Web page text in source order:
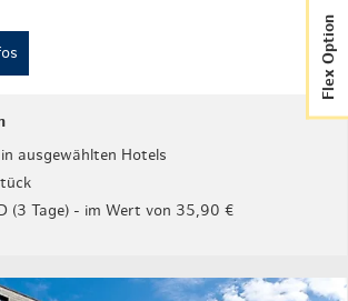
Flex Option
ausgewählten Hotels
(3 Tage) - im Wert von 35,90 €